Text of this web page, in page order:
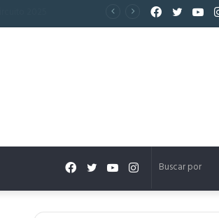
Twitter
Facebook
Instagram
YouTube
Twitter
Facebook